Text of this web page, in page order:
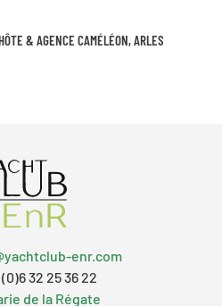
& AGENCE CAMÉLÉON, ARLES
enr.com
32 25 36 22
de la Régate